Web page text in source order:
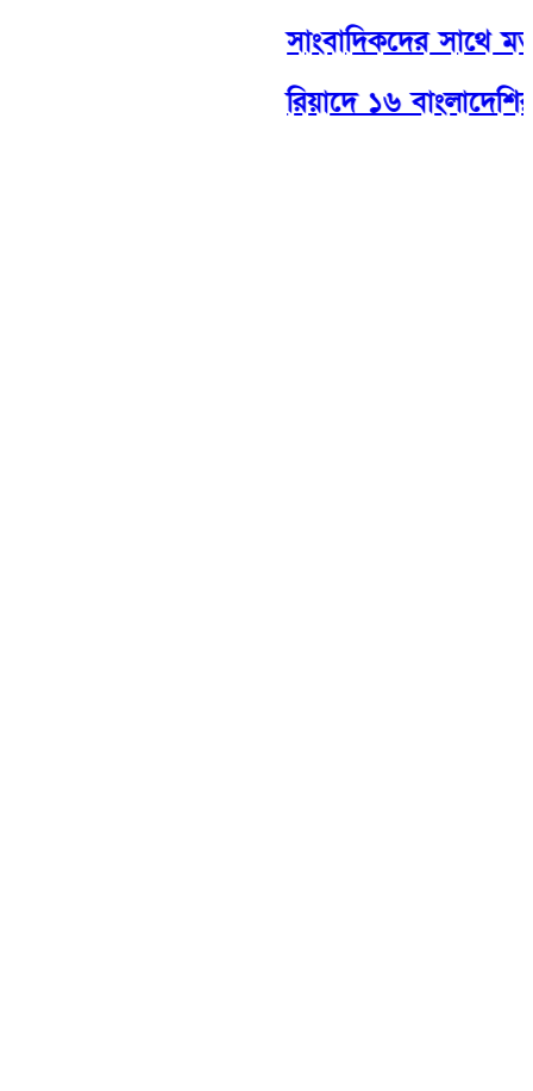
সাংবাদিকদের সাথে
রিয়াদে ১৬ বাংলাদেশির